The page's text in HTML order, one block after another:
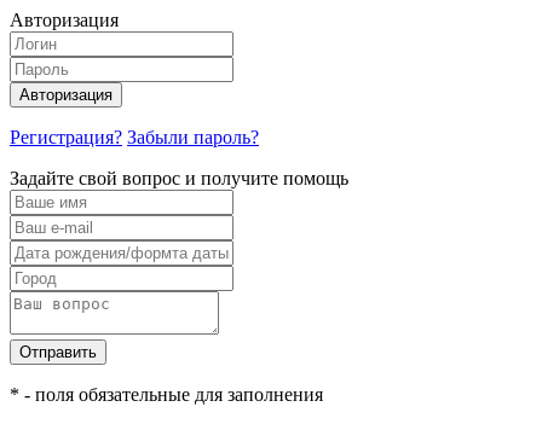
Авторизация
Авторизация
Регистрация? Забыли пароль?
Задайте свой вопрос и получите помощь
Отправить
* - поля обязательные для заполнения